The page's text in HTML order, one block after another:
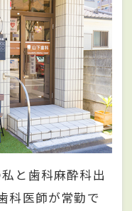
と歯科麻酔科出
科医師が常勤で